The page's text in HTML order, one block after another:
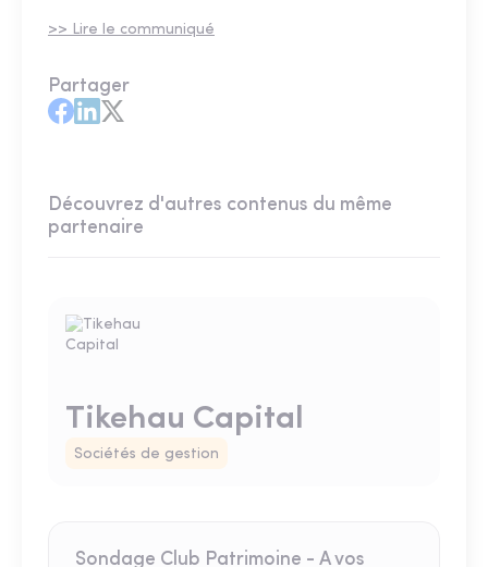
>> Lire le communiqué
Partager
Découvrez d'autres contenus du même
partenaire
Tikehau Capital
Sociétés de gestion
Sondage Club Patrimoine - A vos